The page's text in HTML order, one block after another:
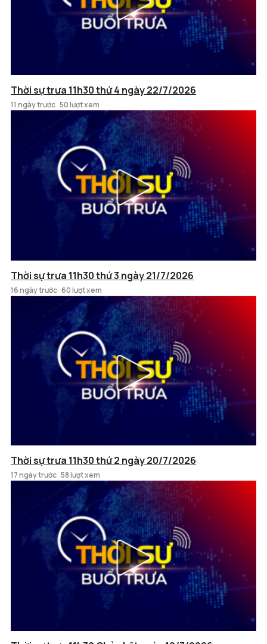
Thời sự trưa 11h30 thứ 4 ngày 22/7/2026
11 ngày trước 50 lượt xem
Thời sự trưa 11h30 thứ 3 ngày 21/7/2026
16 ngày trước 60 lượt xem
Thời sự trưa 11h30 thứ 2 ngày 20/7/2026
17 ngày trước 58 lượt xem